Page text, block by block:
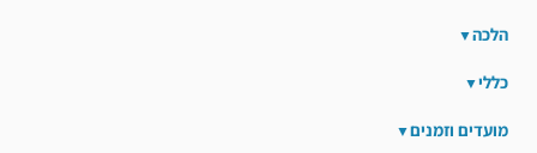
הלכה
כללי
מועדים וזמנים